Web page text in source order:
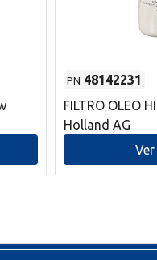
PN 48142231
FILTRO OLEO
Holland AG